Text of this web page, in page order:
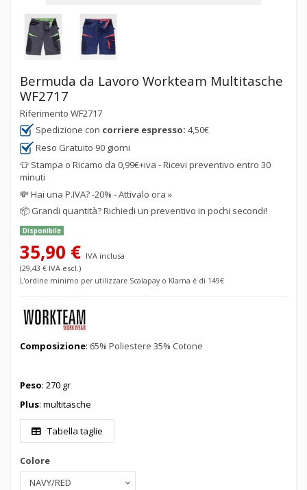
Bermuda da Lavoro Workteam Multitasche
WF2717
Riferimento WF2717
Spedizione con corriere espresso: 4,50€
Reso Gratuito 90 giorni
👕 Stampa o Ricamo da 0,99€+iva - Ricevi preventivo entro 30
minuti
💸Hai una P.IVA? -20% - Attivalo ora »
📦 Grandi quantità? Richiedi un preventivo in pochi secondi!
Disponibile
35,90 € IVA inclusa
(29,43 € IVA escl.)
L'ordine minimo per utilizzare Scalapay o Klarna è di 149€
Composizione: 65% Poliestere 35% Cotone
Peso: 270 gr
Plus: multitasche
Tabella taglie
Colore